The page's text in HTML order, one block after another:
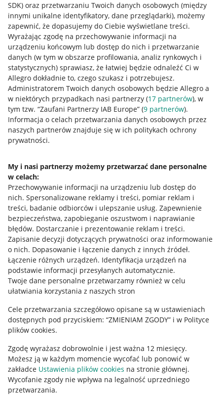
SDK) oraz przetwarzaniu Twoich danych osobowych (między
innymi unikalne identyfikatory, dane przeglądarki), możemy
zapewnić, że dopasujemy do Ciebie wyświetlane treści.
Wyrażając zgodę na przechowywanie informacji na
urządzeniu końcowym lub dostęp do nich i przetwarzanie
danych (w tym w obszarze profilowania, analiz rynkowych i
statystycznych) sprawiasz, że łatwiej będzie odnaleźć Ci w
Allegro dokładnie to, czego szukasz i potrzebujesz.
Administratorem Twoich danych osobowych będzie Allegro a
w niektórych przypadkach nasi partnerzy (17 partnerów), w
tym tzw. “Zaufani Partnerzy IAB Europe” (9 partnerów).
Informacja o celach przetwarzania danych osobowych przez
naszych partnerów znajduje się w ich politykach ochrony
prywatności.
My i nasi partnerzy możemy przetwarzać dane personalne
w celach:
Przechowywanie informacji na urządzeniu lub dostęp do
nich. Spersonalizowane reklamy i treści, pomiar reklam i
treści, badanie odbiorców i ulepszanie usług. Zapewnienie
bezpieczeństwa, zapobieganie oszustwom i naprawianie
błędów. Dostarczanie i prezentowanie reklam i treści.
Zapisanie decyzji dotyczących prywatności oraz informowanie
o nich. Dopasowanie i łączenie danych z innych źródeł.
Łączenie różnych urządzeń. Identyfikacja urządzeń na
podstawie informacji przesyłanych automatycznie.
Twoje dane personalne przetwarzamy również w celu
ułatwiania korzystania z naszych stron
Cele przetwarzania szczegółowo opisane są w ustawieniach
dostępnych pod przyciskiem: “ZMIENIAM ZGODY” i w Polityce
plików cookies.
Zgodę wyrażasz dobrowolnie i jest ważna 12 miesięcy.
Możesz ją w każdym momencie wycofać lub ponowić w
zakładce Ustawienia plików cookies na stronie głównej.
Wycofanie zgody nie wpływa na legalność uprzedniego
przetwarzania.
Nawigacja
Przydatne informacje
Jak to działa
Allegro Gadane dla sprzedających
Allegro Gadane dla kupujących
Mapa miejscowości
Informacje prawne
Regulamin
Polityka plików "cookies"
Ustawienia plików "cookies"
Udostępnianie lokalizacji
Informacje dla Aktu o Usługach Cyfrowych
Pobierz aplikację